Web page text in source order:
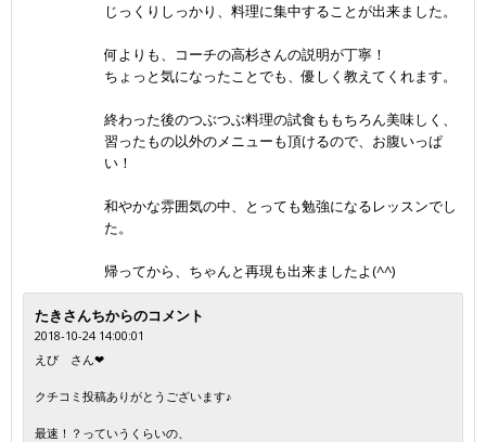
じっくりしっかり、料理に集中することが出来ました。
何よりも、コーチの高杉さんの説明が丁寧！
ちょっと気になったことでも、優しく教えてくれます。
終わった後のつぶつぶ料理の試食ももちろん美味しく、
習ったもの以外のメニューも頂けるので、お腹いっぱ
い！
和やかな雰囲気の中、とっても勉強になるレッスンでし
た。
帰ってから、ちゃんと再現も出来ましたよ(^^)
たきさんちからのコメント
2018-10-24 14:00:01
えび さん❤
クチコミ投稿ありがとうございます♪
最速！？っていうくらいの、